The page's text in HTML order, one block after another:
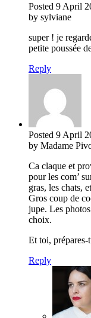
Posted 9 April
by sylviane
super ! je
petite poussée
Reply
Posted 9 April
by Madame
Ca claque et
pour les com’
gras, les chats,
Gros coup de
jupe. Les
choix.
Et toi, prépares-
Reply